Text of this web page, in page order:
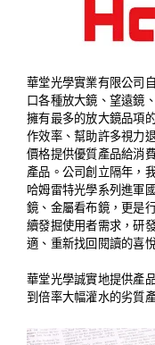
華堂光學實業有限公司
口各種放大鏡、望遠鏡
擁有最多的放大鏡品項
作效率、幫助許多視力
價格提供優質產品給消
產品。公司創立隔年，
哈姆雷特光學系列進軍
鏡、金屬看布鏡，更是
續發掘使用者需求，研
適、重新找回閱讀的喜
華堂光學誠實地提供產
到倍率大幅灌水的劣質